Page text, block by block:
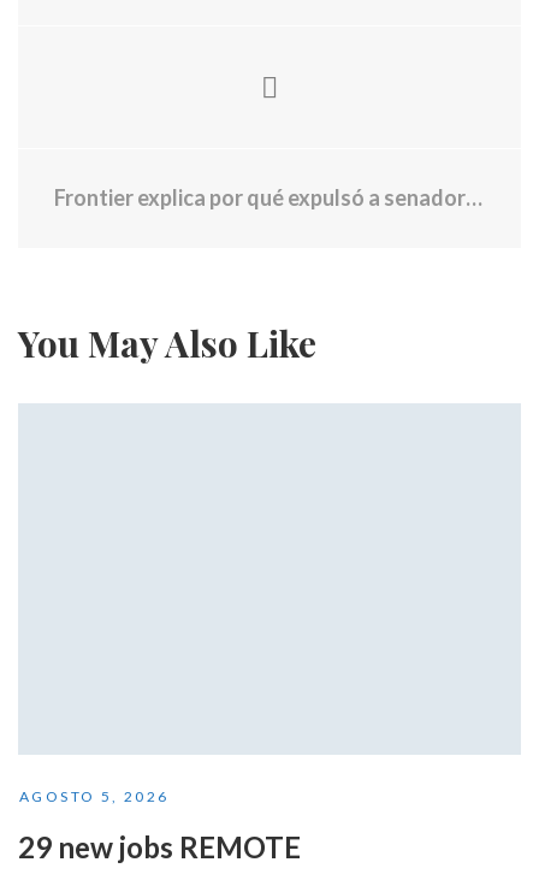
Frontier explica por qué expulsó a senadora boricua del avión
You May Also Like
AGOSTO 5, 2026
29 new jobs REMOTE